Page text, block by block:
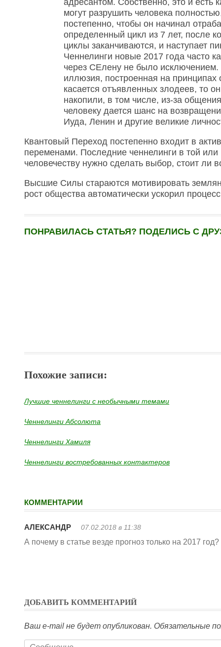
адресантом. Собственно, это и есть
могут разрушить человека
постепенно, чтобы он начинал
определенный цикл из 7 лет, после
циклы заканчиваются, и наступает
Ченнелинги новые 2017 года часто
через СЕлену не было
иллюзия, построенная на принципах
касается отъявленных злодеев, то
накопили, в том числе, из-за
человеку дается шанс на
Иуда, Ленин и другие великие
Квантовый Переход постепенно входит в
переменами. Последние ченнелинги в той или
человечеству нужно сделать выбор, стоит ли
Высшие Силы стараются мотивировать
рост общества автоматически ускорил
ПОНРАВИЛАСЬ СТАТЬЯ? ПОДЕЛИСЬ С
Похожие записи:
Лучшие ченнелинги с необычными темами
Ченнелинги Абсолюта
Ченнелинги Хамиля
Ченнелинги востребованных контактеров
КОММЕНТАРИИ
АЛЕКСАНДР 07.02.2018 в 11:38
А почему в статье везде прогноз только на 2017
ДОБАВИТЬ КОММЕНТАРИЙ
Ваш e-mail не будет опубликован. Обязательные